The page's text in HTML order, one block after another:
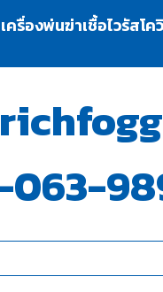
องพ่นฆ่าเชื้อไวรัสโค